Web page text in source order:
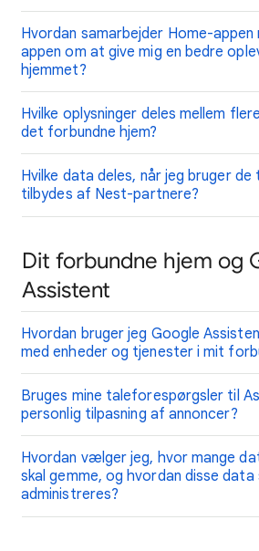
Hvordan samarbejder Home-
appen om at give mig en bedre
hjemmet?
Hvilke oplysninger deles mellem
det forbundne hjem?
Hvilke data deles, når jeg bruger
tilbydes af Nest-partnere?
Dit forbundne hjem og
Assistent
Hvordan bruger jeg Google
med enheder og tjenester i mit
Bruges mine taleforespørgsler til
personlig tilpasning af annoncer?
Hvordan vælger jeg, hvor mange
skal gemme, og hvordan disse data
administreres?